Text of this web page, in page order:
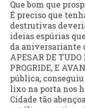
Que bom que
É preciso que
destrutivas
ideias espúrias
da aniversariante
APESAR DE TUDO
PROGRIDE, E
pública,
lixo na porta nos
Cidade tão